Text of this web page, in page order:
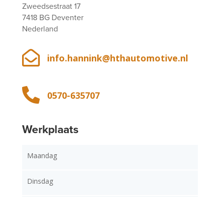
Zweedsestraat 17
7418 BG Deventer
Nederland
 info.hannink@hthautomotive.nl
 0570-635707
Werkplaats
Maandag
Dinsdag